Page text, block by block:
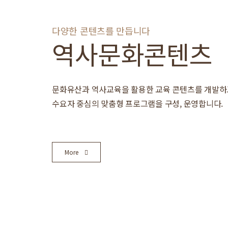
다양한 콘텐츠를 만듭니다
역사문화콘텐츠
문화유산과 역사교육을 활용한 교육 콘텐츠를 개발
수요자 중심의 맞춤형 프로그램을 구성, 운영합니다.
More